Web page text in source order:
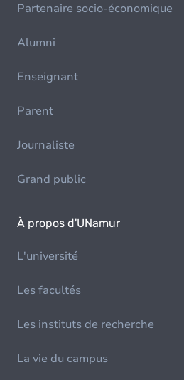
Partenaire socio-économique
Alumni
Enseignant
Parent
Journaliste
Grand public
À propos d'UNamur
L'université
Les facultés
Les instituts de recherche
La vie du campus